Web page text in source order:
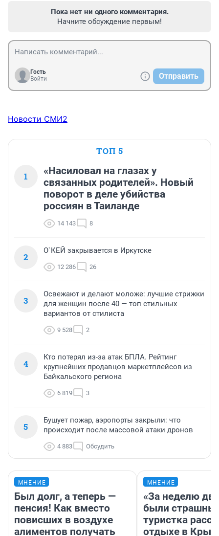
Пока нет ни одного комментария.
Начните обсуждение первым!
Гость
Войти
Отправить
Новости СМИ2
ТОП 5
1
«Насиловал на глазах у
связанных родителей». Новый
поворот в деле убийства
россиян в Таиланде
14 143 8
2
О`КЕЙ закрывается в Иркутске
12 286 26
3
Освежают и делают моложе: лучшие стрижки
для женщин после 40 — топ стильных
вариантов от стилиста
9 528 2
4
Кто потерял из-за атак БПЛА. Рейтинг
крупнейших продавцов маркетплейсов из
Байкальского региона
6 819 3
5
Бушует пожар, аэропорты закрыли: что
происходит после массовой атаки дронов
4 883 Обсудить
МНЕНИЕ
Был долг, а теперь —
пенсия! Как вместо
повисших в воздухе
алиментов получать
МНЕНИЕ
«За неделю
были
туристка
отдыхе в